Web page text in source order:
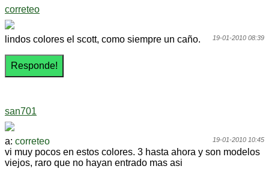
correteo
19-01-2010 08:39
lindos colores el scott, como siempre un caño.
san701
19-01-2010 10:45
a: correteo
vi muy pocos en estos colores. 3 hasta ahora y son modelos
viejos, raro que no hayan entrado mas asi